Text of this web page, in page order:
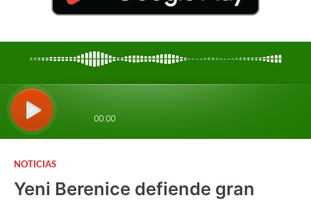
NOTICIAS
Yeni Berenice defiende gran